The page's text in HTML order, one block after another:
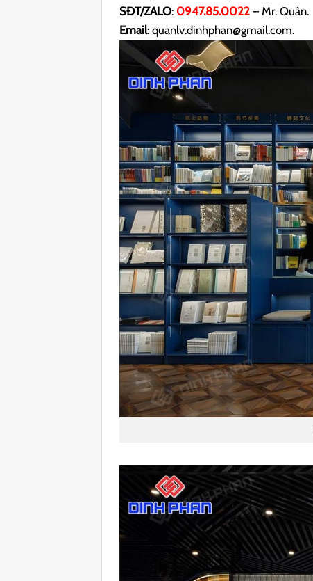
SĐT/ZALO: 0947.85.0022 – Mr. Quân.
Email: quanlv.dinhphan@gmail.com.